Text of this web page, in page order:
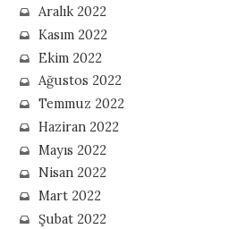
Aralık 2022
Kasım 2022
Ekim 2022
Ağustos 2022
Temmuz 2022
Haziran 2022
Mayıs 2022
Nisan 2022
Mart 2022
Şubat 2022